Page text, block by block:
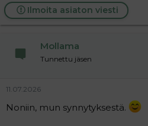
a
c
t
Ilmoita asiaton viesti
Mollama
Tunnettu jäsen
11.07.2026
Noniin, mun synnytyksestä.